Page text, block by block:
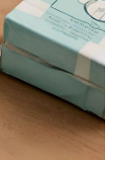
et